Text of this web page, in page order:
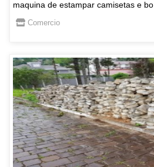
maquina de estampar camisetas e bo
Comercio